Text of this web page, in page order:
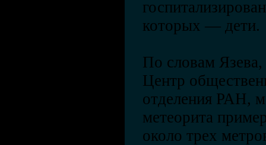
которых — дети.
По словам Язева,
Центр
отделения РАН,
метеорита
около трех